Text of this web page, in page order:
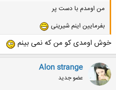
من اومدم با دست پر
بفرمایین اینم شیرینی
خوش اومدی کو من که نمی بینم
Alon strange
عضو جدید